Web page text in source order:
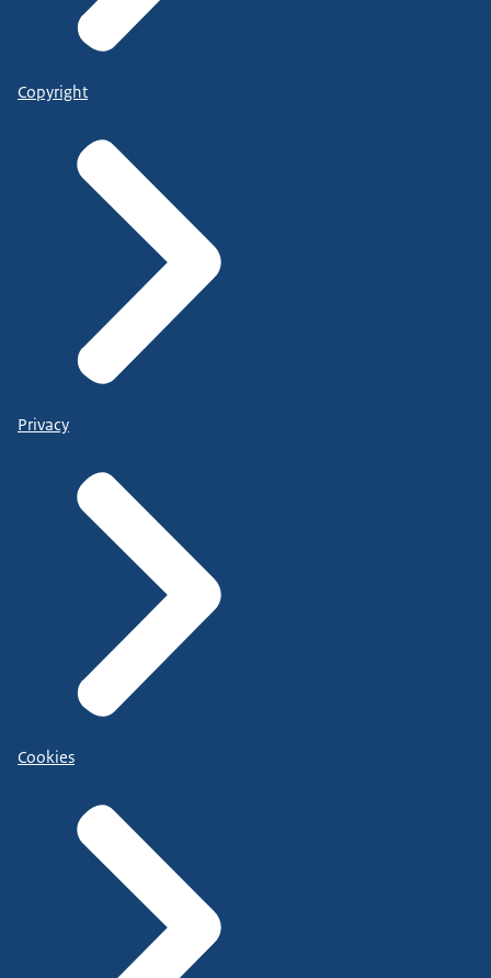
Copyright
Privacy
Cookies